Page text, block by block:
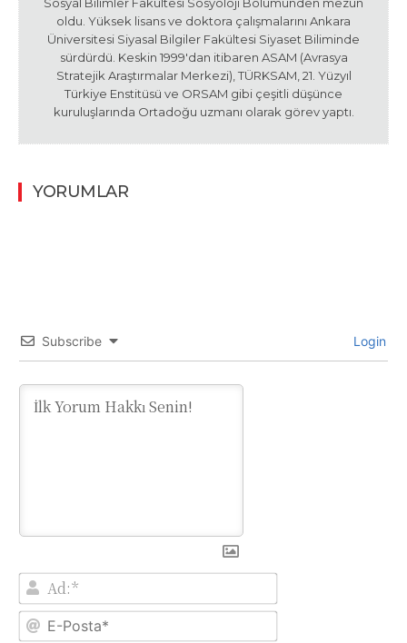
oldu. Yüksek lisans ve doktora çalışmalarını Ankara
Üniversitesi Siyasal Bilgiler Fakültesi Siyaset Biliminde
sürdürdü. Keskin 1999'dan itibaren ASAM (Avrasya
Stratejik Araştırmalar Merkezi), TÜRKSAM, 21. Yüzyıl
Türkiye Enstitüsü ve ORSAM gibi çeşitli düşünce
kuruluşlarında Ortadoğu uzmanı olarak görev yaptı.
YORUMLAR
Subscribe Login
Ad:*
E-